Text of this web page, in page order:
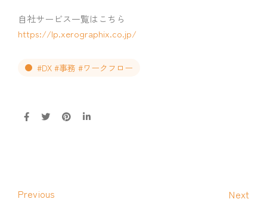
自社サービス一覧はこちら
https://lp.xerographix.co.jp/
#DX #事務 #ワークフロー
Previous Next